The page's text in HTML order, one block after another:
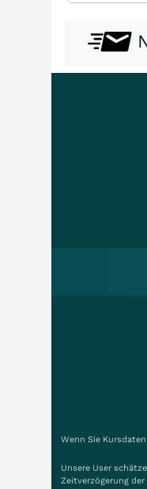
Wenn Sie
Unsere User
Zeitverzögerung der